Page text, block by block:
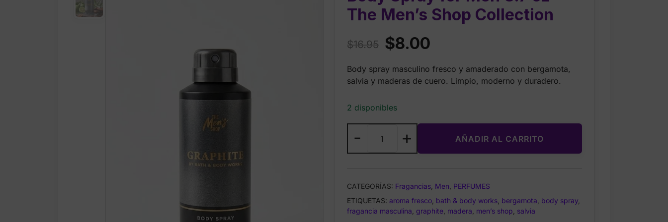
The Men’s Shop Collection
$16.95 Original
was:
$8.00
is:
Body spray masculino fresco y amaderado con bergamota,
salvia y maderas de cuero. Limpio, moderno y duradero.
2 disponibles
-
&
Body
Body
Spray
for
+ AÑADIR AL CARRITO
CATEGORÍAS: Fragancias Men PERFUMES
ETIQUETAS: aroma fresco bath & body works bergamota body spray
fragancia masculina graphite madera men’s shop salvia